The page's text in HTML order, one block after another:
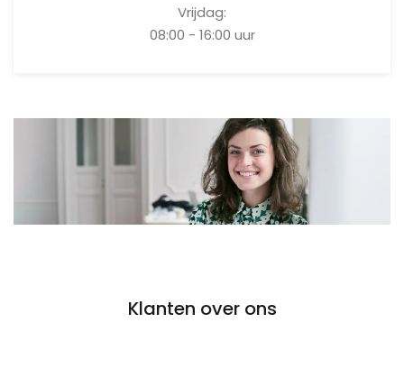
Vrijdag:
08:00 - 16:00 uur
Klanten over ons